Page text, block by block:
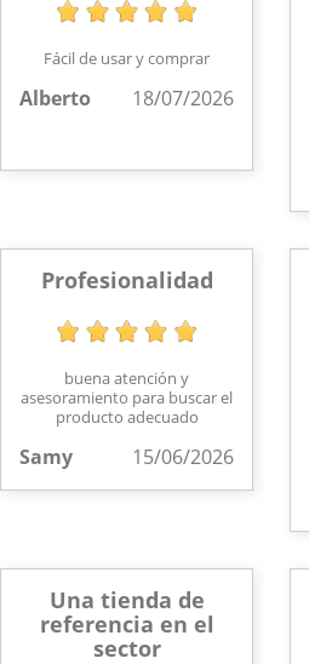
Fácil de usar y comprar
Alberto 18/07/2026
Profesionalidad
buena atención y
asesoramiento para buscar el
producto adecuado
Samy 15/06/2026
Una tienda de
referencia en el
sector